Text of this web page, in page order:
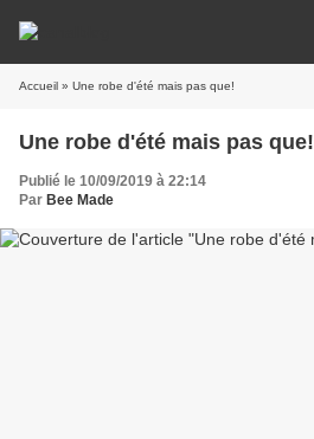
Accueil » Une robe d'été mais pas que!
Une robe d'été mais pas que!
Publié le 10/09/2019 à 22:14
Par Bee Made